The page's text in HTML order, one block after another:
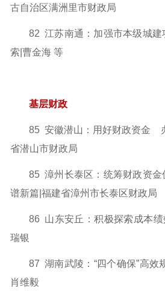
古自治区满洲里市财政局
82 江苏南通：加强市本级城建
索|曹金海 等
基层财政
85 安徽潜山：用好财政资金
省潜山市财政局
85 漳州长泰区：统筹财政资
谱新篇 |福建省漳州市长泰区财政局
86 山东安丘：积极探索成本
瑞银
87 湖南武陵：“四个确保”高效
肖维毅